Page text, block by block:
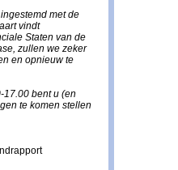
met de
vindt
Staten van de
zullen we zeker
en opnieuw te
17.00 bent u (en
te komen stellen